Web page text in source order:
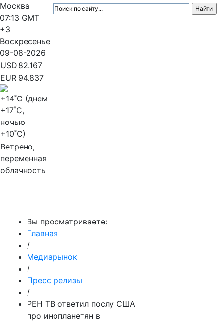
Москва
07:13 GMT
+3
Воскресенье
09-08-2026
USD 82.167
EUR 94.837
+14˚C (днем
+17˚C,
ночью
+10˚C)
Ветрено,
переменная
облачность
Вы просматриваете:
Главная
/
Медиарынок
/
Пресс релизы
/
РЕН ТВ ответил послу США
про инопланетян в